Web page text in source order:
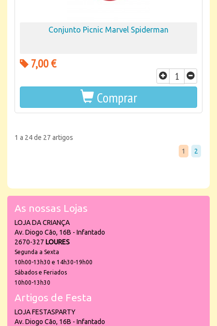
Conjunto Picnic Marvel Spiderman
7,00 €
Comprar
1 a 24 de 27 artigos
1
2
As nossas Lojas
LOJA DA CRIANÇA
Av. Diogo Cão, 16B - Infantado
2670-327 LOURES
Segunda a Sexta
10h00-13h30 e 14h30-19h00
Sábados e Feriados
10h00-13h30
Artigos de Festa
LOJA FESTASPARTY
Av. Diogo Cão, 16B - Infantado